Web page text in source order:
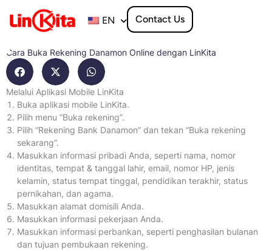
content
EN Contact Us
Cara Buka Rekening Danamon Online dengan LinKita
Melalui Aplikasi Mobile LinKita
Buka aplikasi mobile LinKita.
Pilih menu “Buka rekening”.
Pilih “Rekening Bank Danamon” dan tekan “Buka rekening
sekarang”.
Masukkan informasi pribadi Anda, seperti nama, nomor
identitas, tempat & tanggal lahir, email, nomor HP, jenis
kelamin, status tempat tinggal, pendidikan terakhir, status
pernikahan, dan agama.
Masukkan alamat domisili Anda.
Masukkan informasi pekerjaan Anda.
Masukkan informasi perbankan, seperti penghasilan bulanan
dan tujuan pembukaan rekening.